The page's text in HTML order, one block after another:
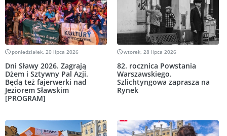
poniedziałek, 20 lipca 2026
Dni Sławy 2026. Zagrają
Dżem i Sztywny Pal Azji.
Będą też fajerwerki nad
Jeziorem Sławskim
[PROGRAM]
wtorek, 28 lipca 2026
82. rocznica Powstania
Warszawskiego.
Szlichtyngowa zaprasza na
Rynek